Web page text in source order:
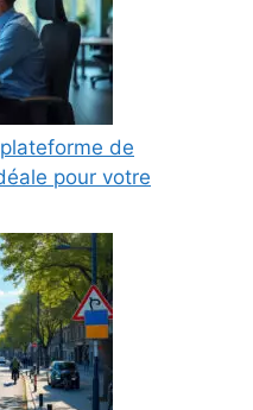
de
pour votre